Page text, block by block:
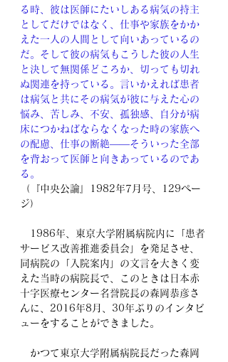
る時、彼は医師にたいしある病気の持主
としてだけではなく、仕事や家族をかか
えた一人の人間として向いあっているの
だ。そして彼の病気もこうした彼の人生
と決して無関係どころか、切っても切れ
ぬ関連を持っている。言いかえれば患者
は病気と共にその病気が彼に与えた心の
悩み、苦しみ、不安、孤独感、自分が病
床につかねばならなくなった時の家族へ
の配慮、仕事の断絶――そういった全部
を背おって医師と向きあっているのであ
る。
（『中央公論』1982年7月号、129ペー
ジ）
1986年、東京大学附属病院内に「患者
サービス改善推進委員会」を発足させ、
同病院の「入院案内」の文言を大きく変
えた当時の病院長で、このときは日本赤
十字医療センター名誉院長の森岡恭彦さ
んに、2016年8月、30年ぶりのインタビ
ューをすることができました。
かつて東京大学附属病院長だった森岡